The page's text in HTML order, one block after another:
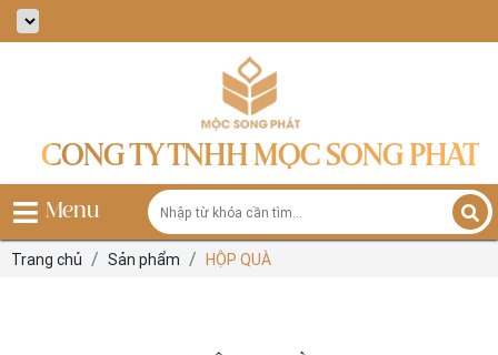
CÔNG TY TNHH MỘC SONG PHÁT
Menu
Trang chủ Sản phẩm HỘP QUÀ